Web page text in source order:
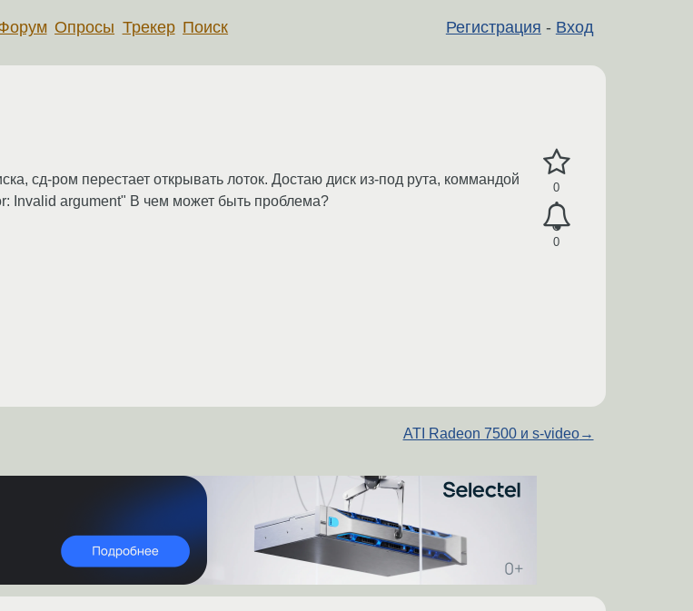
Регистрация - Вход
Опросы Трекер Поиск
0
0
сд-ром перестает открывать лоток. Достаю диск из-под рута, коммандой
Invalid argument" В чем может быть проблема?
ATI Radeon 7500 и s-video→